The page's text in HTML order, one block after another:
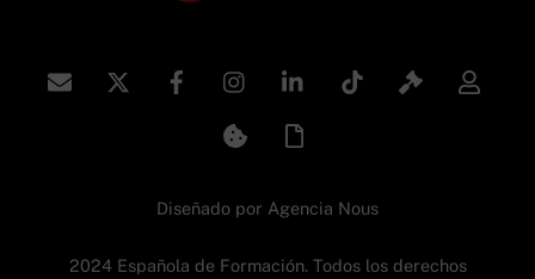
Diseñado por Agencia Nous
2024 Española de Formación. Todos los derechos